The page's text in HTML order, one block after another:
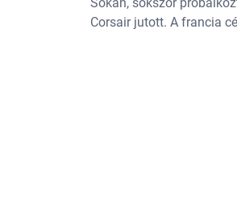
Sokan, sokszor
Corsair jutott. A francia